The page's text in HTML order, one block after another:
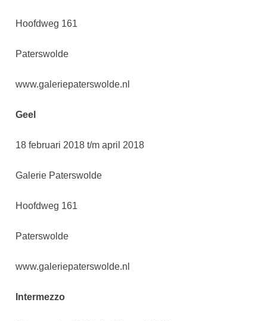
Hoofdweg 161
Paterswolde
www.galeriepaterswolde.nl
Geel
18 februari 2018 t/m april 2018
Galerie Paterswolde
Hoofdweg 161
Paterswolde
www.galeriepaterswolde.nl
Intermezzo